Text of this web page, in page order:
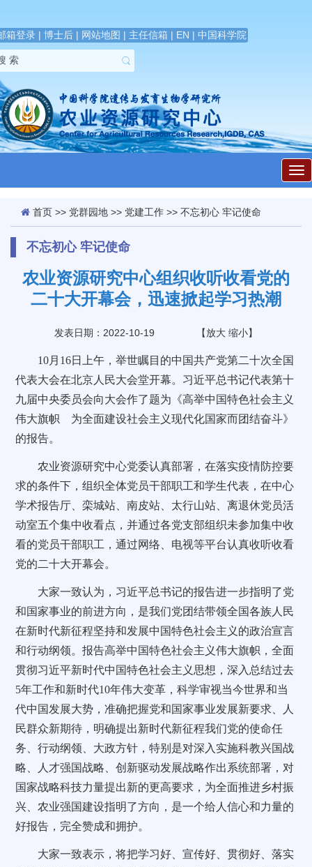
箱登录 | 博士后 | 网站地图 | 主任信箱 | EN | 中国科学院
展
开
首页 >> 党群园地 >> 党建工作 >> 不忘初心 牢记使命
不忘初心 牢记使命
农业资源研究中心组织收听收看党的
二十大开幕会，迅速掀起学习热潮
发表日期：2022-10-19 【放大 缩小】
10月16日上午，举世瞩目的中国共产党第二十次全国
代表大会在北京人民大会堂开幕。习近平总书记代表第十
九届中央委员会向大会作了题为《高举中国特色社会主义
伟大旗帜 为全面建设社会主义现代化国家而团结奋斗》
的报告。
农业资源研究中心党委认真部署，在落实疫情防控要
求的条件下，组织全体党员干部职工和学生代表，在中心
学术报告厅、栾城站、南皮站、太行山站、离退休党员活
动室五个集中收看点，并通过各党支部组织未参加集中收
看的党员干部职工，通过网络、电视等平台认真收听收看
党的二十大开幕会。
大家一致认为，习近平总书记的报告进一步指明了党
和国家事业的前进方向，是我们党团结带领全国各族人民
在新时代新征程坚持和发展中国特色社会主义的政治宣言
和行动纲领。报告高举中国特色社会主义伟大旗帜，全面
贯彻习近平新时代中国特色社会主义思想，深入总结过去
5年工作和新时代10年伟大变革，科学审视当今世界和当
代中国发展大势，准确把握党和国家事业发展新要求、人
民群众新期待，明确提出新时代新征程我们党的使命任
务、行动纲领、大政方针，特别是对深入实施科教兴国战
略、人才强国战略、创新驱动发展战略作出系统部署，对
国家战略科技力量提出新的更高要求，为全面推进乡村振
兴、农业强国建设指明了方向，是一个给人信心和力量的
好报告，完全赞成和拥护。
大家一致表示，将把学习好、宣传好、贯彻好、落实